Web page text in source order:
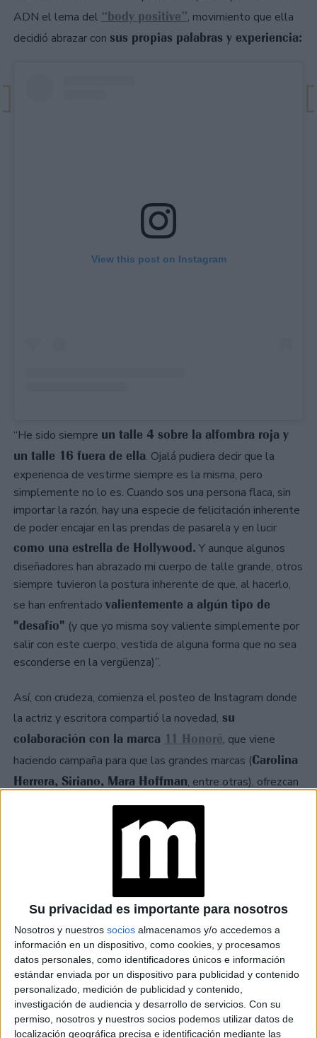
Su privacidad es importante para nosotros
Nosotros y nuestros socios almacenamos y/o accedemos a
información en un dispositivo, como cookies, y procesamos
datos personales, como identificadores únicos e información
estándar enviada por un dispositivo para publicidad y contenido
personalizado, medición de publicidad y contenido,
investigación de audiencia y desarrollo de servicios. Con su
permiso, nosotros y nuestros socios podemos utilizar datos de
localización geográfica precisa e identificación mediante las
ADN el lema del “body positive”, movimiento que ella
decidió abrazar con sus propias palabras y experiencia:
View this post on Instagram
“He sido siempre un talle 4 sobre la alfombra roja y
un talle 16 fuera de ella. Ojalá pudiera decir que la
experiencia de vestirme siempre es la misma, pero
simplemente no lo es. Cuando sos una persona flaca, sin
importar la razón, hay una especie de felicitación inherente
de poder encajar en las prendas de pasarela y en lucir
como una estrella de Hollywood. Y aunque algunos
diseñadores han abrazado mi cuerpo de talle grande, otros
siempre tuvieron la postura inherente de que, al hacerlo,
se han enfrentado valientemente a algún tipo de
"desafío" (y que yo misma soy valiente simplemente por
salir con este cuerpo, vestida de alguna forma que no sea
esconderse en la vergüenza)”.
Así, con crudeza, comienza el posteo de Instagram donde
la actriz y escritora compartió la novedad, su
colaboración con la marca 11 Honoré, que viene
haciendo campaña para que las grandes marcas (Carolina
Herrera, Siriano, Mara Hoffman, entre otras), ofrezcan
más allá del talle 10.